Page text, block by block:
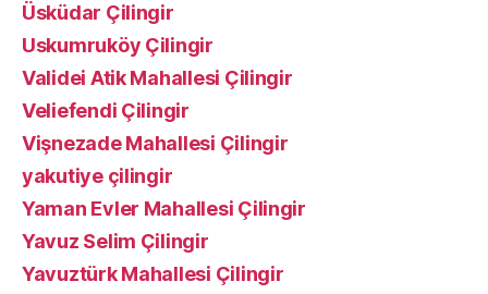
Üsküdar Çilingir
Uskumruköy Çilingir
Validei Atik Mahallesi Çilingir
Veliefendi Çilingir
Vişnezade Mahallesi Çilingir
yakutiye çilingir
Yaman Evler Mahallesi Çilingir
Yavuz Selim Çilingir
Yavuztürk Mahallesi Çilingir